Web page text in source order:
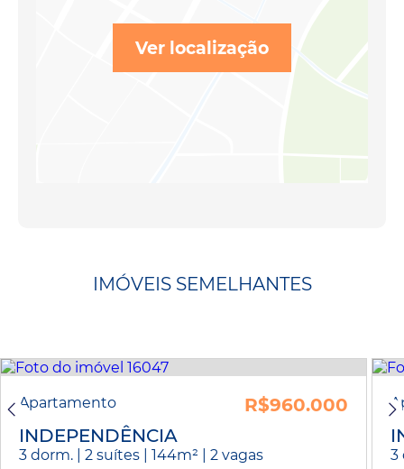
Ver localização
IMÓVEIS SEMELHANTES
Apartamento
R$960.000
INDEPENDÊNCIA
3 dorm. | 2 suítes | 144m² | 2 vagas 3